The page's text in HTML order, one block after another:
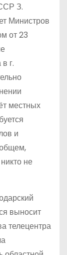
З.
Министров
от 23
г.
местных
и
не
выносит
телецентра